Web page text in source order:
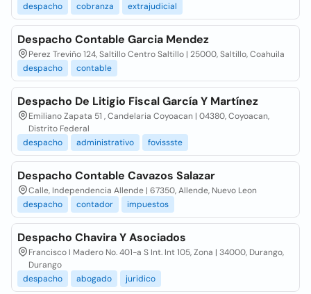
despacho
cobranza extrajudicial
Despacho Contable Garcia Mendez
Perez Treviño 124, Saltillo Centro Saltillo | 25000, Saltillo, Coahuila
despacho
contable
Despacho De Litigio Fiscal García Y Martínez
Emiliano Zapata 51 , Candelaria Coyoacan | 04380, Coyoacan,
Distrito Federal
despacho
administrativo fovissste
Despacho Contable Cavazos Salazar
Calle, Independencia Allende | 67350, Allende, Nuevo Leon
despacho
contador impuestos
Despacho Chavira Y Asociados
Francisco I Madero No. 401-a S Int. Int 105, Zona | 34000, Durango,
Durango
despacho
abogado juridico